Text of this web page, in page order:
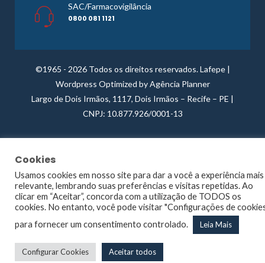
SAC/Farmacovigilância
0800 081 1121
©1965 - 2026 Todos os direitos reservados. Lafepe |
Wordpress Optimized byAgência Planner
Largo de Dois Irmãos, 1117, Dois Irmãos – Recife – PE |
CNPJ: 10.877.926/0001-13
Cookies
Usamos cookies em nosso site para dar a você a experiência mais
relevante, lembrando suas preferências e visitas repetidas. Ao
clicar em “Aceitar”, concorda com a utilização de TODOS os
cookies. No entanto, você pode visitar "Configurações de
para fornecer um consentimento controlado.
Leia Mais
Configurar Cookies Aceitar todos